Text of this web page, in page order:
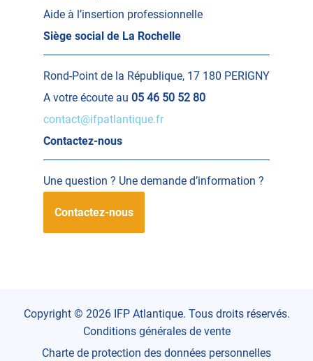
Aide à l’insertion professionnelle
Siège social de La Rochelle
Rond-Point de la République, 17 180 PERIGNY
A votre écoute au 05 46 50 52 80
contact@ifpatlantique.fr
Contactez-nous
Une question ? Une demande d’information ?
Contactez-nous
Copyright © 2026 IFP Atlantique. Tous droits réservés.
Conditions générales de vente
Charte de protection des données personnelles